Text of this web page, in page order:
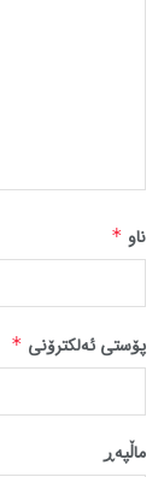
ناو *
پۆستی ئەلکترۆنی *
ماڵپه‌ڕ